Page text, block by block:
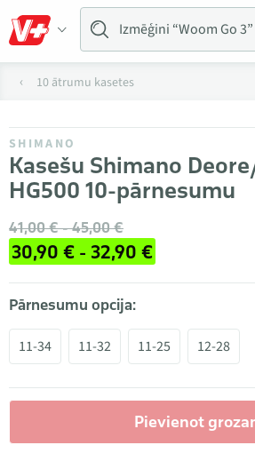
10 ātrumu kasetes
SHIMANO
Kasešu Shimano
HG500 10-pārnesumu
41,00 € - 45,00 €
30,90 € - 32,90 €
Pārnesumu opcija:
11-34 11-32 11-25 12-28
Pievienot